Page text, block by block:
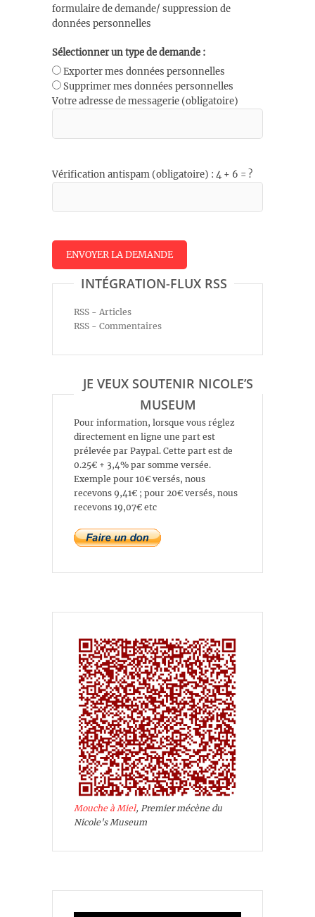
formulaire de demande/ suppression de
données personnelles
Sélectionner un type de demande :
Exporter mes données personnelles
Supprimer mes données personnelles
Votre adresse de messagerie (obligatoire)
Vérification antispam (obligatoire) : 4 + 6 = ?
INTÉGRATION-FLUX RSS
RSS - Articles
RSS - Commentaires
JE VEUX SOUTENIR NICOLE’S
MUSEUM
Pour information, lorsque vous réglez
directement en ligne une part est
prélevée par Paypal. Cette part est de
0.25€ + 3,4% par somme versée.
Exemple pour 10€ versés, nous
recevons 9,41€ ; pour 20€ versés, nous
recevons 19,07€ etc
Mouche à Miel, Premier mécène du
Nicole's Museum